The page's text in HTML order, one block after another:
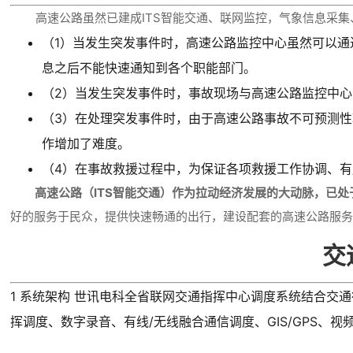
高速公路虽然已建成ITS智能交通、联网监控，气象信息采集
（1）当发生突发事件时，高速公路监控中心虽然可
息之后不能快速通知到各个职能部门。
（2）当发生突发事件时，事故现场与高速公路监控
（3）在处理突发事件时，由于高速公路事故不可预
作增加了难度。
（4）在事故救援过程中，为保证各项救援工作协调
高速公路（ITS智能交通）作为拉动经济发展的大动脉，已
好的服务于民众，提供快速畅通的出行，建设配套的高速公路服
交
1 系统架构 世讯电科全省联网交通指挥中心调度系统结合交
挥调度、数字录音、有线/无线融合通信调度、GIS/GPS、